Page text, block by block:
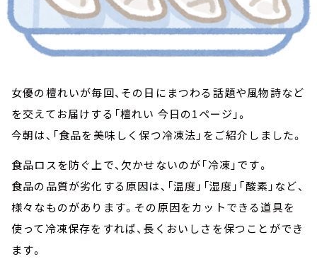
女優の檀れいが毎回、その日にまつわる話題や風物詩など
を交えてお届けする「檀れい 今日の1ページ」。
今朝は、「食品を美味しく保つ冷凍法」をご紹介しました。
食品ロスを防ぐ上で、欠かせないのが「冷凍」です。
食品の品質が劣化する原因は、「温度」「湿度」「酸素」など、
様々なものがあります。その原因をカットできる道具を
使って冷凍保存をすれば、長くおいしさを保つことができ
ます。